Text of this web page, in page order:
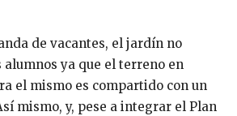
de vacantes, el jardín no
ya que el terreno en
el mismo es compartido con un
mismo, y, pese a integrar el Plan